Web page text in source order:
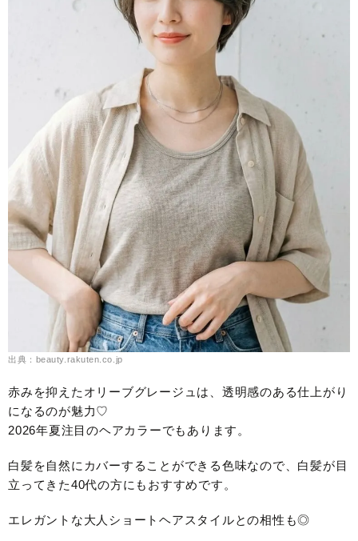
出典：beauty.rakuten.co.jp
赤みを抑えたオリーブグレージュは、透明感のある仕上がり
になるのが魅力♡
2026年夏注目のヘアカラーでもあります。
白髪を自然にカバーすることができる色味なので、白髪が目
立ってきた40代の方にもおすすめです。
エレガントな大人ショートヘアスタイルとの相性も◎